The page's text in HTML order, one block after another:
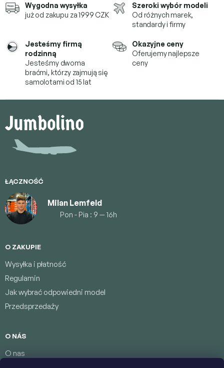
Wygodna wysyłka
już od zakupu za 1999 CZK
Szeroki wybór modeli
Od różnych marek,
standardy i firmy
Jesteśmy firmą
rodzinną
Jesteśmy dwoma
braćmi, którzyzajmują się
samolotami od 15 lat
Okazyjne ceny
Oferujemy najlepsze
ceny
o
ŁĄCZNOŚĆ
Milan Lemfeld
Pon - Pia : 9 — 16h
O ZAKUPIE
Wysyłka i płatność
Regulamin
Jak wybrać odpowiedni model
Przedsprzedaży
O NÁS
O nas